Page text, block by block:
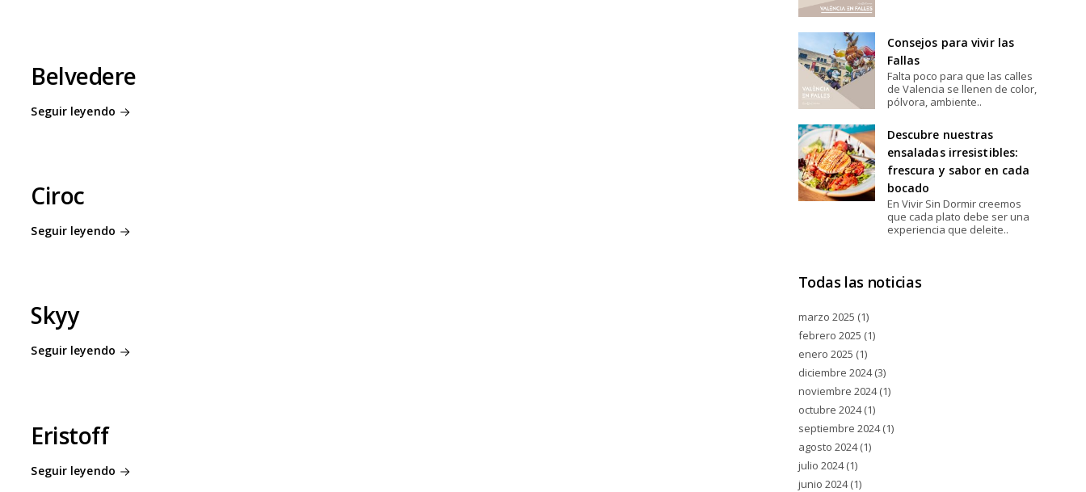
Belvedere
Seguir leyendo
Ciroc
Seguir leyendo
Skyy
Seguir leyendo
Eristoff
Seguir leyendo
Consejos para vivir las
Fallas
Falta poco para que las calles
de Valencia se llenen de color,
pólvora, ambiente..
Descubre nuestras
ensaladas irresistibles:
frescura y sabor en cada
bocado
En Vivir Sin Dormir creemos
que cada plato debe ser una
experiencia que deleite..
Todas las noticias
marzo 2025 (1)
febrero 2025 (1)
enero 2025 (1)
diciembre 2024(3)
noviembre 2024(1)
octubre 2024(1)
septiembre 2024(1)
agosto 2024(1)
julio 2024(1)
junio 2024(1)